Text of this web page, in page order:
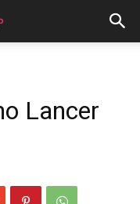
Lancer